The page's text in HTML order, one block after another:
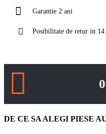
Garantie 2 ani
Posibilitate de retur in
DE CE SA ALEGI PIESE